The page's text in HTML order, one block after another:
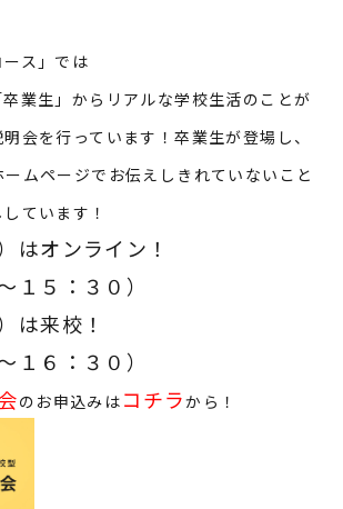
ース」では
業生」からリアルな学校生活のことが
会を行っています！卒業生が登場し、
ムページでお伝えしきれていないこと
ています！
はオンライン！
１５：３０）
は来校！
１６：３０）
のお申込みは コチラから！